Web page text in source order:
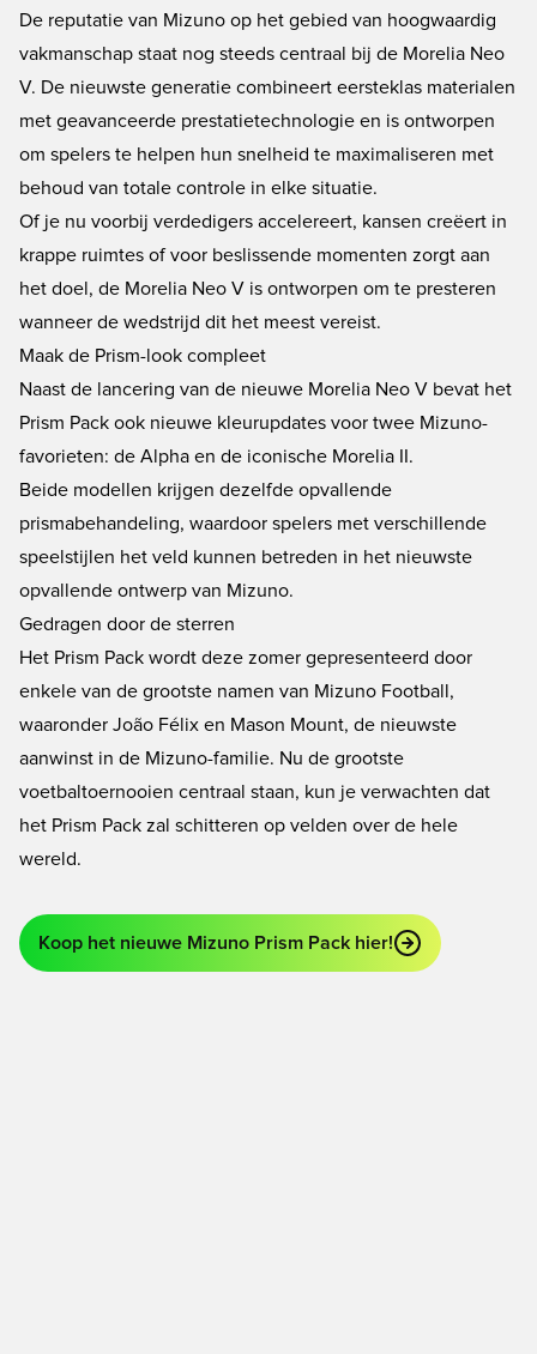
De reputatie van Mizuno op het gebied van hoogwaardig
vakmanschap staat nog steeds centraal bij de Morelia Neo
V. De nieuwste generatie combineert eersteklas materialen
met geavanceerde prestatietechnologie en is ontworpen
om spelers te helpen hun snelheid te maximaliseren met
behoud van totale controle in elke situatie.
Of je nu voorbij verdedigers accelereert, kansen creëert in
krappe ruimtes of voor beslissende momenten zorgt aan
het doel, de Morelia Neo V is ontworpen om te presteren
wanneer de wedstrijd dit het meest vereist.
Maak de Prism-look compleet
Naast de lancering van de nieuwe Morelia Neo V bevat het
Prism Pack ook nieuwe kleurupdates voor twee Mizuno-
favorieten: de Alpha en de iconische Morelia II.
Beide modellen krijgen dezelfde opvallende
prismabehandeling, waardoor spelers met verschillende
speelstijlen het veld kunnen betreden in het nieuwste
opvallende ontwerp van Mizuno.
Gedragen door de sterren
Het Prism Pack wordt deze zomer gepresenteerd door
enkele van de grootste namen van Mizuno Football,
waaronder João Félix en Mason Mount, de nieuwste
aanwinst in de Mizuno-familie. Nu de grootste
voetbaltoernooien centraal staan, kun je verwachten dat
het Prism Pack zal schitteren op velden over de hele
wereld.
Koop het nieuwe Mizuno Prism Pack hier!